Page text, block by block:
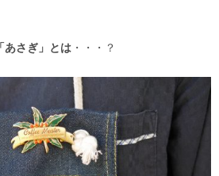
「あさぎ」とは ・・・？